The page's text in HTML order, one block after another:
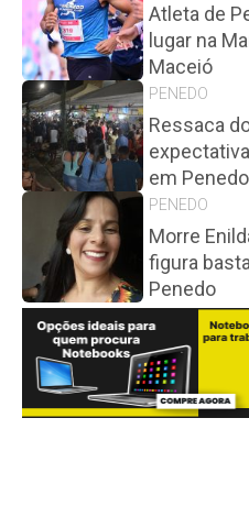
Atleta de
lugar na
Maceió
PENEDO
Ressaca
em Penedo
PENEDO
Morre
figura
Penedo